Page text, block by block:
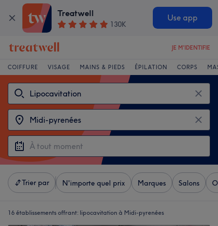
Treatwell
130K
Use app
JE M'IDENTIFIE
COIFFURE VISAGE MAINS & PIEDS ÉPILATION CORPS
Trier par N'importe quel prix Marques Salons
16 établissements offrant: lipocavitation à Midi-pyrenées